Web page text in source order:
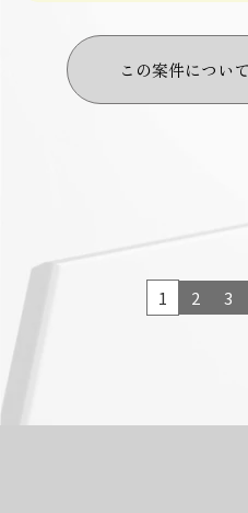
この案件につい
1 2 3